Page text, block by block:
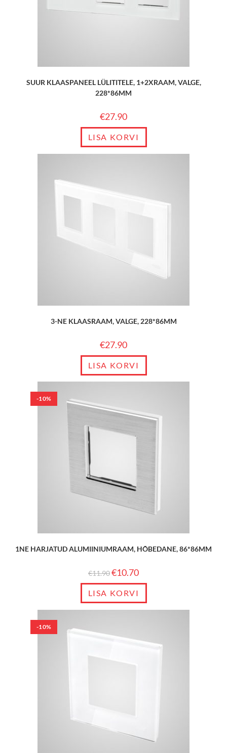
SUUR KLAASPANEEL LÜLITITELE, 1+2XRAAM, VALGE,
228*86MM
€27.90
LISA KORVI
3-NE KLAASRAAM, VALGE, 228*86MM
€27.90
LISA KORVI
-10%
1NE HARJATUD ALUMIINIUMRAAM, HÕBEDANE, 86*86MM
€11.90€10.70
LISA KORVI
-10%